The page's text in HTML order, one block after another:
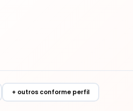
+ outros conforme perfil